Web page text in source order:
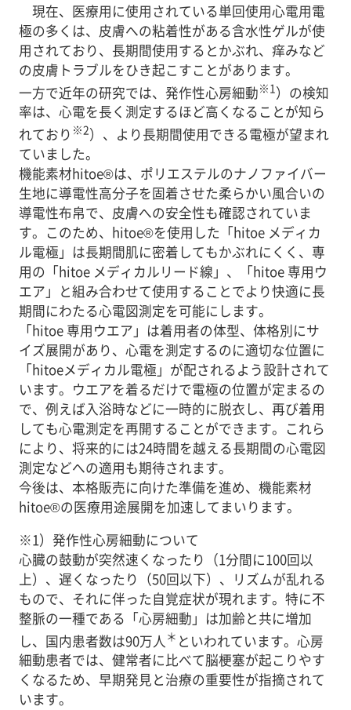
現在、医療用に使用されている単回使用心電用電
極の多くは、皮膚への粘着性がある含水性ゲルが使
用されており、長期間使用するとかぶれ、痒みなど
の皮膚トラブルをひき起こすことがあります。
一方で近年の研究では、発作性心房細動※1 ）の検知
率は、心電を長く測定するほど高くなることが知ら
れており ※2）、より長期間使用できる電極が望まれ
ていました。
機能素材hitoe®は、ポリエステルのナノファイバー
生地に導電性高分子を固着させた柔らかい風合いの
導電性布帛で、皮膚への安全性も確認されていま
す。このため、hitoe®を使用した「hitoe メディカ
ル電極」は長期間肌に密着してもかぶれにくく、専
用の「hitoe メディカルリード線」、「hitoe 専用ウ
エア」と組み合わせて使用することでより快適に長
期間にわたる心電図測定を可能にします。
「hitoe 専用ウエア」は着用者の体型、体格別にサ
イズ展開があり、心電を測定するのに適切な位置に
「hitoeメディカル電極」が配されるよう設計されて
います。ウエアを着るだけで電極の位置が定まるの
で、例えば入浴時などに一時的に脱衣し、再び着用
しても心電測定を再開することができます。これら
により、将来的には24時間を越える長期間の心電図
測定などへの適用も期待されます。
今後は、本格販売に向けた準備を進め、機能素材
hitoe®の医療用途展開を加速してまいります。
※1）発作性心房細動について
心臓の鼓動が突然速くなったり（1分間に100回以
上）、遅くなったり（50回以下）、リズムが乱れる
もので、それに伴った自覚症状が現れます。特に不
整脈の一種である「心房細動」は加齢と共に増加
し、国内患者数は90万人 ＊ といわれています。心房
細動患者では、健常者に比べて脳梗塞が起こりやす
くなるため、早期発見と治療の重要性が指摘されて
います。